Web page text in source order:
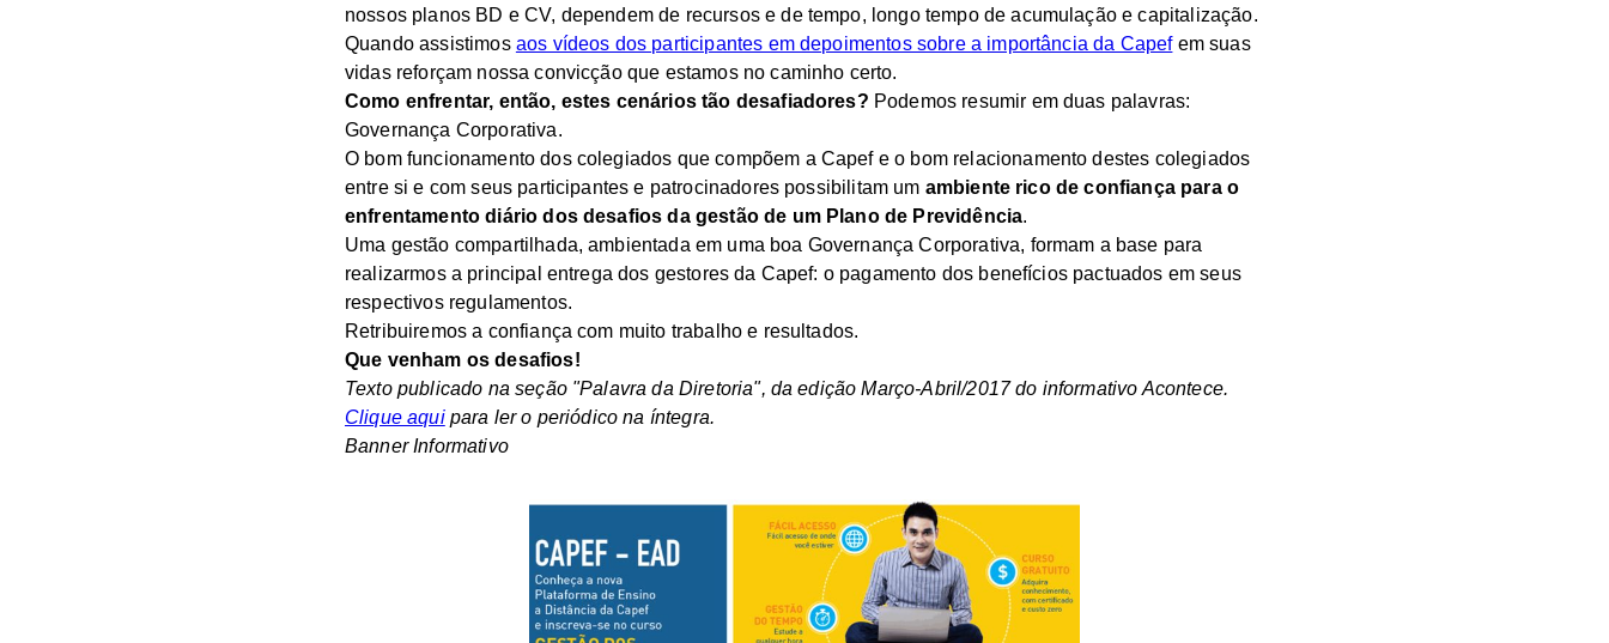
nossos planos BD e CV, dependem de recursos e de tempo, longo tempo de acumulação e capitalização.
Quando assistimos aos vídeos dos participantes em depoimentos sobre a importância da Capefem suas
vidas reforçam nossa convicção que estamos no caminho certo.
Como enfrentar, então, estes cenários tão desafiadores? Podemos resumir em duas palavras:
Governança Corporativa.
O bom funcionamento dos colegiados que compõem a Capef e o bom relacionamento destes colegiados
entre si e com seus participantes e patrocinadores possibilitam um ambiente rico de confiança para o
enfrentamento diário dos desafios da gestão de um Plano de Previdência.
Uma gestão compartilhada, ambientada em uma boa Governança Corporativa, formam a base para
realizarmos a principal entrega dos gestores da Capef: o pagamento dos benefícios pactuados em seus
respectivos regulamentos.
Retribuiremos a confiança com muito trabalho e resultados.
Que venham os desafios!
Texto publicado na seção "Palavra da Diretoria", da edição Março-Abril/2017 do informativo Acontece.
Clique aquipara ler o periódico na íntegra.
Banner Informativo